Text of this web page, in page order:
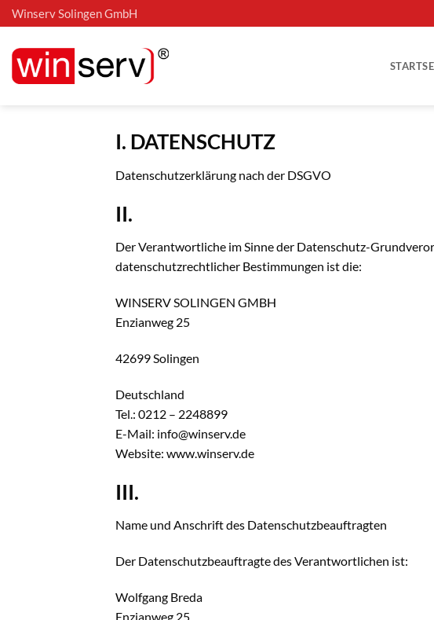
Zum
Inhalt
springen
Winserv Solingen GmbH
I. DATENSCHUTZ
Datenschutzerklärung nach der DSGVO
II.
Der Verantwortliche im Sinne der Datenschutz-
datenschutzrechtlicher Bestimmungen ist die:
WINSERV SOLINGEN GMBH
Enzianweg 25
42699 Solingen
Deutschland
Tel.: 0212 – 2248899
E-Mail: info@winserv.de
Website: www.winserv.de
III.
Name und Anschrift des Datenschutzbeauftragten
Der Datenschutzbeauftragte des Verantwortlichen ist:
Wolfgang Breda
Enzianweg 25